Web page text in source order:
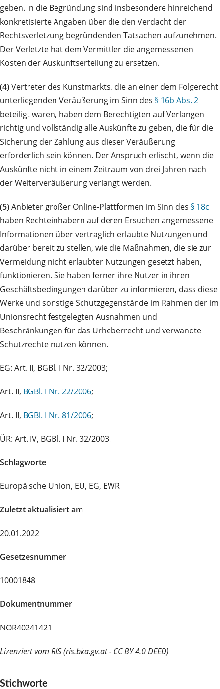
geben. In die Begründung sind insbesondere hinreichend
konkretisierte Angaben über die den Verdacht der
Rechtsverletzung begründenden Tatsachen aufzunehmen.
Der Verletzte hat dem Vermittler die angemessenen
Kosten der Auskunftserteilung zu ersetzen.
(4)Vertreter des Kunstmarkts, die an einer dem Folgerecht
unterliegenden Veräußerung im Sinn des § 16b Abs. 2
beteiligt waren, haben dem Berechtigten auf Verlangen
richtig und vollständig alle Auskünfte zu geben, die für die
Sicherung der Zahlung aus dieser Veräußerung
erforderlich sein können. Der Anspruch erlischt, wenn die
Auskünfte nicht in einem Zeitraum von drei Jahren nach
der Weiterveräußerung verlangt werden.
(5)Anbieter großer Online-Plattformen im Sinn des § 18c
haben Rechteinhabern auf deren Ersuchen angemessene
Informationen über vertraglich erlaubte Nutzungen und
darüber bereit zu stellen, wie die Maßnahmen, die sie zur
Vermeidung nicht erlaubter Nutzungen gesetzt haben,
funktionieren. Sie haben ferner ihre Nutzer in ihren
Geschäftsbedingungen darüber zu informieren, dass diese
Werke und sonstige Schutzgegenstände im Rahmen der im
Unionsrecht festgelegten Ausnahmen und
Beschränkungen für das Urheberrecht und verwandte
Schutzrechte nutzen können.
EG: Art. II, BGBl. I Nr. 32/2003;
Art. II, BGBl. I Nr. 22/2006;
Art. II, BGBl. I Nr. 81/2006;
ÜR: Art. IV, BGBl. I Nr. 32/2003.
Schlagworte
Europäische Union, EU, EG, EWR
Zuletzt aktualisiert am
20.01.2022
Gesetzesnummer
10001848
Dokumentnummer
NOR40241421
Lizenziert vom RIS (ris.bka.gv.at - CC BY 4.0 DEED)
Stichworte